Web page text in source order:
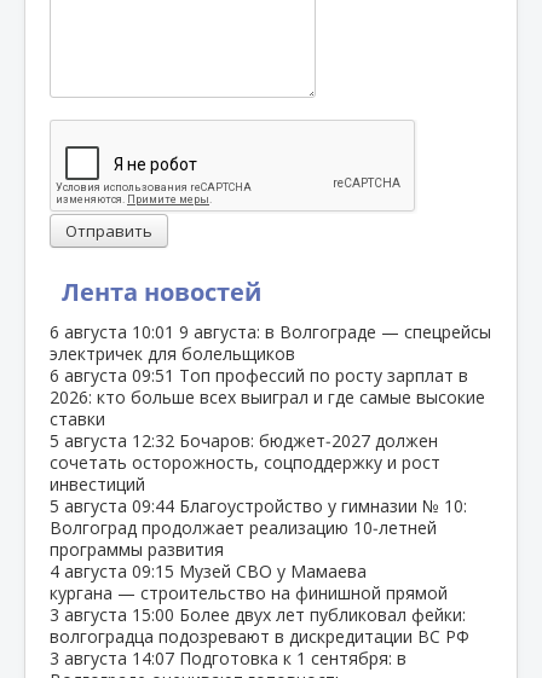
Лента новостей
6 августа 10:01 9 августа: в Волгограде — спецрейсы
электричек для болельщиков
6 августа 09:51 Топ профессий по росту зарплат в
2026: кто больше всех выиграл и где самые высокие
ставки
5 августа 12:32 Бочаров: бюджет‑2027 должен
сочетать осторожность, соцподдержку и рост
инвестиций
5 августа 09:44 Благоустройство у гимназии № 10:
Волгоград продолжает реализацию 10‑летней
программы развития
4 августа 09:15 Музей СВО у Мамаева
кургана — строительство на финишной прямой
3 августа 15:00 Более двух лет публиковал фейки:
волгоградца подозревают в дискредитации ВС РФ
3 августа 14:07 Подготовка к 1 сентября: в
Отправить